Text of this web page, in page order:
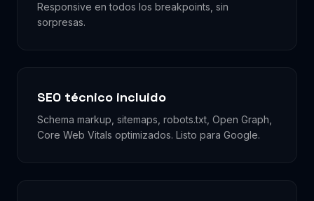
Responsive en todos los breakpoints, sin
sorpresas.
SEO técnico incluido
Schema markup, sitemaps, robots.txt, Open Graph,
Core Web Vitals optimizados. Listo para Google.